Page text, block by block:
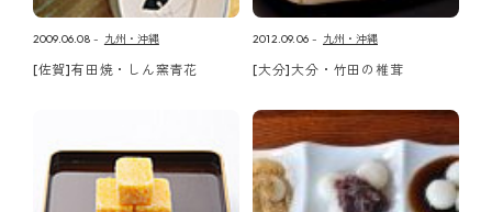
2009.06.08 九州・沖縄
[佐賀]有田焼・しん窯青花
2012.09.06 九州・沖縄
[大分]大分・竹田の椎茸